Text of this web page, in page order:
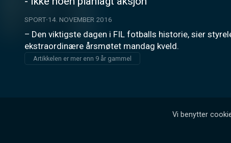
SPORT 14. NOVEMBER 2016
– Den viktigste dagen i FIL fotballs historie, sier
ekstraordinære årsmøtet mandag kveld.
Artikkelen er mer enn 9 år gammel
Vi benytter